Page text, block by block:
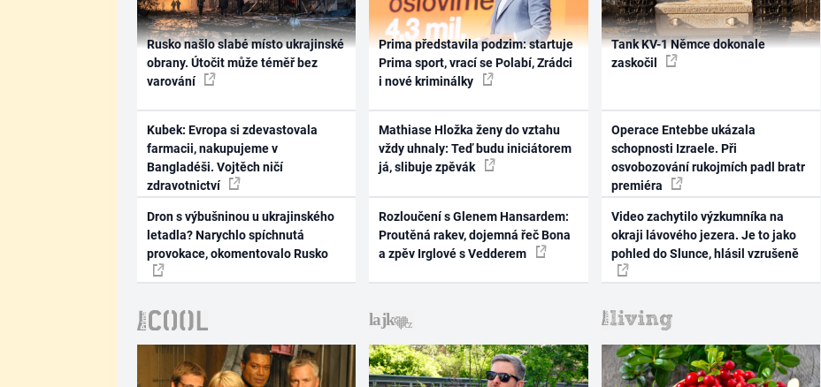
Rusko našlo slabé místo ukrajinské
obrany. Útočit může téměř bez
varování
Kubek: Evropa si zdevastovala
farmacii, nakupujeme v
Bangladéši. Vojtěch ničí
zdravotnictví
Dron s výbušninou u ukrajinského
letadla? Narychlo spíchnutá
provokace, okomentovalo Rusko
Prima představila podzim: startuje
Prima sport, vrací se Polabí, Zrádci
i nové kriminálky
Mathiase Hložka ženy do vztahu
vždy uhnaly: Teď budu iniciátorem
já, slibuje zpěvák
Rozloučení s Glenem Hansardem:
Proutěná rakev, dojemná řeč Bona
a zpěv Irglové s Vedderem
Tank KV-1 Němce dokonale
zaskočil
Operace Entebbe ukázala
schopnosti Izraele. Při
osvobozování rukojmích padl bratr
premiéra
Video zachytilo výzkumníka na
okraji lávového jezera. Je to jako
pohled do Slunce, hlásil vzrušeně